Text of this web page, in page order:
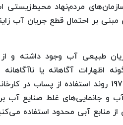
مردم‌نهاد محیط‌زیستی
بر احتمال قطع جریان آب
طبیعی آب وجود داشته و
اظهارات آگاهانه یا
درحالی‌که در آمریکا از سال‌های 1970 روند
شدید آب و جانمایی‌های غلط صنایع
از منابع آبی محدود استفاده